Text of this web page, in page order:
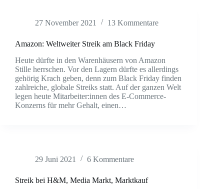
27 November 2021 13 Kommentare
Amazon: Weltweiter Streik am Black Friday
Heute dürfte in den Warenhäusern von Amazon
Stille herrschen. Vor den Lagern dürfte es allerdings
gehörig Krach geben, denn zum Black Friday finden
zahlreiche, globale Streiks statt. Auf der ganzen Welt
legen heute Mitarbeiter:innen des E-Commerce-
Konzerns für mehr Gehalt, einen…
29 Juni 2021 6 Kommentare
Streik bei H&M, Media Markt, Marktkauf